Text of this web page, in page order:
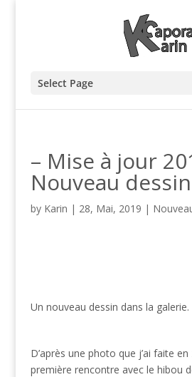
Select Page
– Mise à jour
Nouveau
by Karin | 28, Mai, 2019 |
Un nouveau dessin dans la galerie.
D’après une photo que j’ai faite
première rencontre avec le hibou